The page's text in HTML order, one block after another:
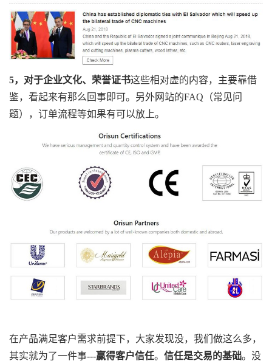
5，对于企业文化、荣誉证书这些相对虚的内容，主要靠借
鉴，看起来有那么回事即可。另外网站的FAQ（常见问
题），订单流程等如果有可以放上。
在产品满足客户需求前提下，大家发现没，我们做这么多，
其实就为了一件事---赢得客户信任。 信任是交易的基础。没